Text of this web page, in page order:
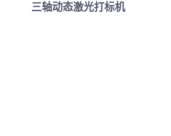
三轴动态激光打标机